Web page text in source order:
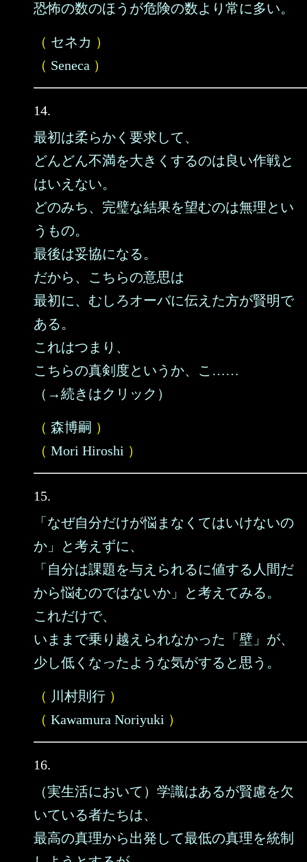
恐怖の数のほうが危険の数より常に多い。
（ セネカ ）
（ Seneca ）
14.
最初は柔らかく要求して、
どんどん不満を大きくするのは良い作戦と
はいえない。
どのみち、完璧な結果を望むのは無理とい
うもの。
最後は妥協になる。
だから、こちらの意思は
最初に、むしろオーバに伝えた方が賢明で
ある。
これはつまり、
こちらの真剣度というか、こ……
（→続きはクリック）
（ 森博嗣 ）
（ Mori Hiroshi ）
15.
「なぜ自分だけが悩まなくてはいけないの
か」と考えずに、
「自分は課題を与えられるに値する人間だ
から悩むのではないか」と考えてみる。
これだけで、
いままで乗り越えられなかった「壁」が、
少し低くなったような気がすると思う。
（ 川村則行 ）
（ Kawamura Noriyuki ）
16.
（実生活において）学識はあるが賢慮を欠
いている者たちは、
最高の真理から出発して最低の真理を統制